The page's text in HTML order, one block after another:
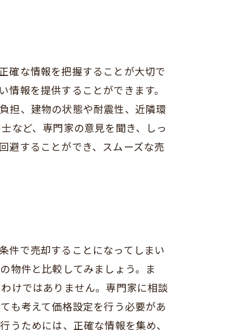
確な情報を把握することが大切で
報を提供することができます。
担、建物の状態や耐震性、近隣環
など、専門家の意見を聞き、しっ
避することができ、スムーズな売
件で売却することになってしまい
物件と比較してみましょう。ま
けではありません。専門家に相談
も考えて価格設定を行う必要があ
うためには、正確な情報を集め、